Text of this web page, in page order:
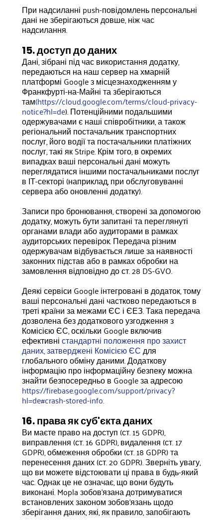
При надсиланні push-повідомлень персональні
дані не зберігаються довше, ніж час
надсилання.
15. доступ до даних
Дані, зібрані під час використання додатку,
передаються на наш сервер на хмарній
платформі Google з місцезнаходженням у
Франкфурті-на-Майні та зберігаються
там(https://cloud.google.com/terms/cloud-privacy-
notice?hl=de). Потенційними подальшими
одержувачами є наші співробітники, а також
регіональний постачальник транспортних
послуг, його водії та постачальники платіжних
послуг, такі як Stripe. Крім того, в окремих
випадках ваші персональні дані можуть
переглядатися іншими постачальниками послуг
в ІТ-секторі (наприклад, при обслуговуванні
сервера або оновленні додатку).
Записи про бронювання, створені за допомогою
додатку, можуть бути запитані та переглянуті
органами влади або аудиторами в рамках
аудиторських перевірок. Передача різним
одержувачам відбувається лише за наявності
законних підстав або в рамках обробки на
замовлення відповідно до ст. 28 DS-GVO.
Деякі сервіси Google інтегровані в додаток, тому
ваші персональні дані частково передаються в
треті країни за межами ЄС і ЄЕЗ. Така передача
дозволена без додаткового узгодження з
Комісією ЄС, оскільки Google включив
ефективністандартні положення про захист
даних, затверджені Комісією ЄСдля
глобального обміну даними. Додаткову
інформацію про інформаційну безпеку можна
знайти безпосередньо в Google за адресою
https://firebase.google.com/support/privacy?
hl=de#crash-stored-info.
16. права як суб'єкта даних
Ви маєте право на доступ (ст. 15 GDPR),
виправлення (ст. 16 GDPR), видалення (ст. 17
GDPR), обмеження обробки (ст. 18 GDPR) та
перенесення даних (ст. 20 GDPR). Зверніть увагу,
що ви можете відстоювати ці права в будь-який
час. Однак це не означає, що вони будуть
виконані. Mopla зобов'язана дотримуватися
встановлених законом зобов'язань щодо
зберігання даних, які, як правило, запобігають